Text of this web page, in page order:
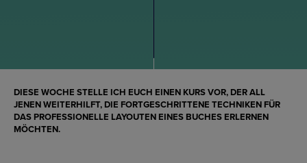
DIESE WOCHE STELLE ICH EUCH EINEN KURS VOR, DER ALL
JENEN WEITERHILFT, DIE FORTGESCHRITTENE TECHNIKEN FÜR
DAS PROFESSIONELLE LAYOUTEN EINES BUCHES ERLERNEN
MÖCHTEN.